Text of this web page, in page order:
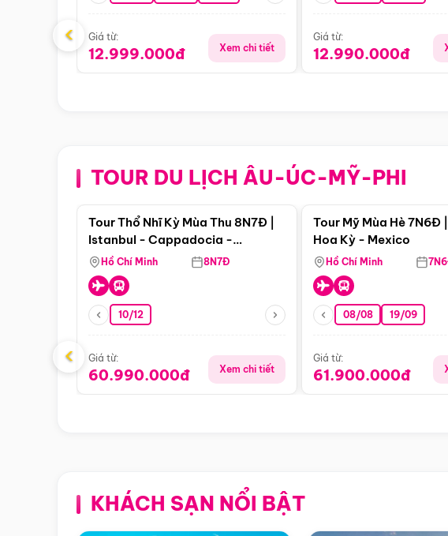
Giá từ:
12.999.000đ Xem chi tiết
Giá từ:
12.990.000đ
‹
TOUR DU LỊCH ÂU-ÚC-MỸ-PHI
Điểm nổi bật
Tour Thổ Nhĩ Kỳ Mùa Thu 8N7Đ |
Istanbul - Cappadocia -
Pamukkale
Hồ Chí Minh 8N7Đ
10/12
Giá từ:
60.990.000đ Xem chi tiết
Tour Mỹ Mùa Hè 7N6Đ
Hoa Kỳ - Mexico
Hồ Chí Minh
08/08 19/09
Giá từ:
61.900.000đ
‹
KHÁCH SẠN NỔI BẬT